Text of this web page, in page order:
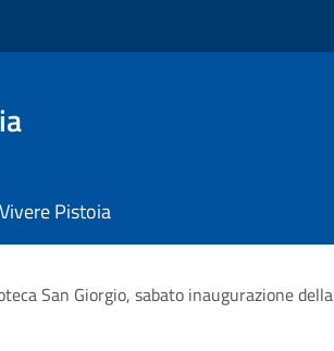
Vivere Pistoia
San Giorgio, sabato inaugurazione